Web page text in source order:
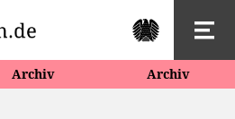
Archiv Archiv